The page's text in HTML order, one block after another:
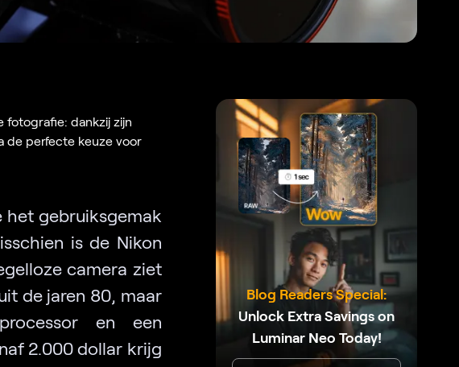
fotografie: dankzij zijn
de perfecte keuze voor
het gebruiksgemak
is de Nikon
camera ziet
de jaren 80, maar
en een
2.000 dollar krijg
Blog Readers Special:
Unlock Extra Savings on
Luminar Neo Today!